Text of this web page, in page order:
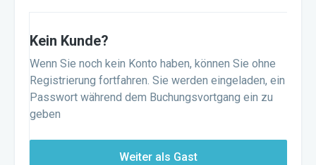
Kein Kunde?
Wenn Sie noch kein Konto haben, können Sie ohne
Registrierung fortfahren. Sie werden eingeladen, ein
Passwort während dem Buchungsvortgang ein zu
geben
Weiter als Gast